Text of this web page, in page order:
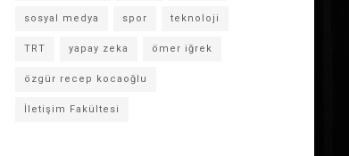
sosyal medya spor teknoloji
TRT yapay zeka ömer iğrek
özgür recep kocaoğlu
İletişim Fakültesi